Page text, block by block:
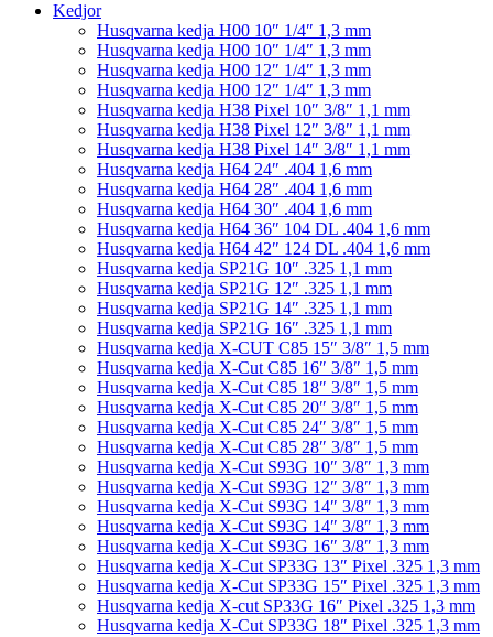
Kedjor
Husqvarna kedja H00 10″ 1/4″ 1,3 mm
Husqvarna kedja H00 10″ 1/4″ 1,3 mm
Husqvarna kedja H00 12″ 1/4″ 1,3 mm
Husqvarna kedja H00 12″ 1/4″ 1,3 mm
Husqvarna kedja H38 Pixel 10″ 3/8″ 1,1 mm
Husqvarna kedja H38 Pixel 12″ 3/8″ 1,1 mm
Husqvarna kedja H38 Pixel 14″ 3/8″ 1,1 mm
Husqvarna kedja H64 24″ .404 1,6 mm
Husqvarna kedja H64 28″ .404 1,6 mm
Husqvarna kedja H64 30″ .404 1,6 mm
Husqvarna kedja H64 36″ 104 DL .404 1,6 mm
Husqvarna kedja H64 42″ 124 DL .404 1,6 mm
Husqvarna kedja SP21G 10″ .325 1,1 mm
Husqvarna kedja SP21G 12″ .325 1,1 mm
Husqvarna kedja SP21G 14″ .325 1,1 mm
Husqvarna kedja SP21G 16″ .325 1,1 mm
Husqvarna kedja X-CUT C85 15″ 3/8″ 1,5 mm
Husqvarna kedja X-Cut C85 16″ 3/8″ 1,5 mm
Husqvarna kedja X-Cut C85 18″ 3/8″ 1,5 mm
Husqvarna kedja X-Cut C85 20″ 3/8″ 1,5 mm
Husqvarna kedja X-Cut C85 24″ 3/8″ 1,5 mm
Husqvarna kedja X-Cut C85 28″ 3/8″ 1,5 mm
Husqvarna kedja X-Cut S93G 10″ 3/8″ 1,3 mm
Husqvarna kedja X-Cut S93G 12″ 3/8″ 1,3 mm
Husqvarna kedja X-Cut S93G 14″ 3/8″ 1,3 mm
Husqvarna kedja X-Cut S93G 14″ 3/8″ 1,3 mm
Husqvarna kedja X-Cut S93G 16″ 3/8″ 1,3 mm
Husqvarna kedja X-Cut SP33G 13″ Pixel .325 1,3 mm
Husqvarna kedja X-Cut SP33G 15″ Pixel .325 1,3 mm
Husqvarna kedja X-cut SP33G 16″ Pixel .325 1,3 mm
Husqvarna kedja X-Cut SP33G 18″ Pixel .325 1,3 mm